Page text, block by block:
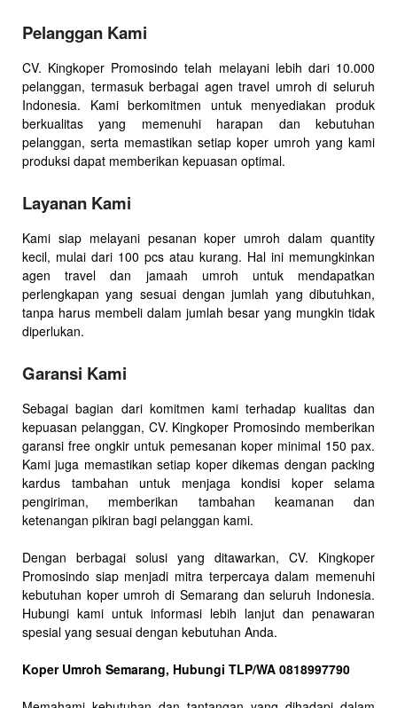
Pelanggan Kami
CV. Kingkoper Promosindo telah melayani lebih dari 10.000
pelanggan, termasuk berbagai agen travel umroh di seluruh
Indonesia. Kami berkomitmen untuk menyediakan produk
berkualitas yang memenuhi harapan dan kebutuhan
pelanggan, serta memastikan setiap koper umroh yang kami
produksi dapat memberikan kepuasan optimal.
Layanan Kami
Kami siap melayani pesanan koper umroh dalam quantity
kecil, mulai dari 100 pcs atau kurang. Hal ini memungkinkan
agen travel dan jamaah umroh untuk mendapatkan
perlengkapan yang sesuai dengan jumlah yang dibutuhkan,
tanpa harus membeli dalam jumlah besar yang mungkin tidak
diperlukan.
Garansi Kami
Sebagai bagian dari komitmen kami terhadap kualitas dan
kepuasan pelanggan, CV. Kingkoper Promosindo memberikan
garansi free ongkir untuk pemesanan koper minimal 150 pax.
Kami juga memastikan setiap koper dikemas dengan packing
kardus tambahan untuk menjaga kondisi koper selama
pengiriman, memberikan tambahan keamanan dan
ketenangan pikiran bagi pelanggan kami.
Dengan berbagai solusi yang ditawarkan, CV. Kingkoper
Promosindo siap menjadi mitra terpercaya dalam memenuhi
kebutuhan koper umroh di Semarang dan seluruh Indonesia.
Hubungi kami untuk informasi lebih lanjut dan penawaran
spesial yang sesuai dengan kebutuhan Anda.
Koper Umroh Semarang, Hubungi TLP/WA 0818997790